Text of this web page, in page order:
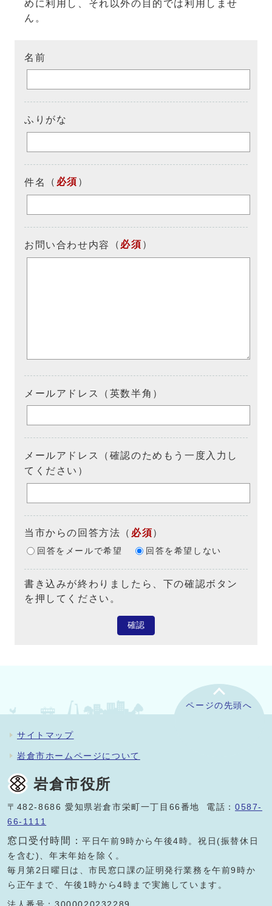
めに利用し、それ以外の目的では利用しませ
ん。
名前
ふりがな
件名 （ 必須 ）
お問い合わせ内容 （ 必須 ）
メールアドレス（英数半角）
メールアドレス（確認のためもう一度入力し
てください）
当市からの回答方法 （ 必須）
回答をメールで希望 回答を希望しない
書き込みが終わりましたら、下の確認ボタン
を押してください。
確認
ページの先頭へ
サイトマップ
岩倉市ホームページについて
岩倉市役所
〒482-8686 愛知県岩倉市栄町一丁目66番地 電話：0587-
66-1111
窓口受付時間：平日午前9時から午後4時。祝日(振替休日
を含む)、年末年始を除く。
毎月第2日曜日は、市民窓口課の証明発行業務を午前9時か
ら正午まで、午後1時から4時まで実施しています。